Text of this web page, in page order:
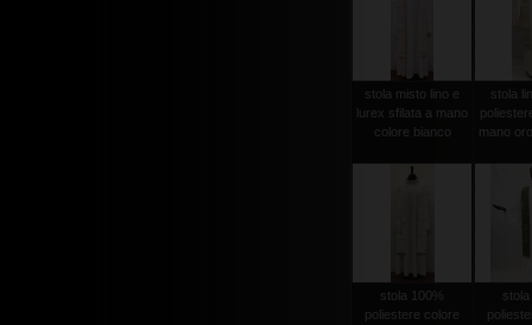
stola misto lino e
lurex sfilata a mano
colore bianco
stola
mano
stola 100%
poliestere colore